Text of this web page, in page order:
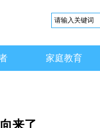
家庭教育
来了